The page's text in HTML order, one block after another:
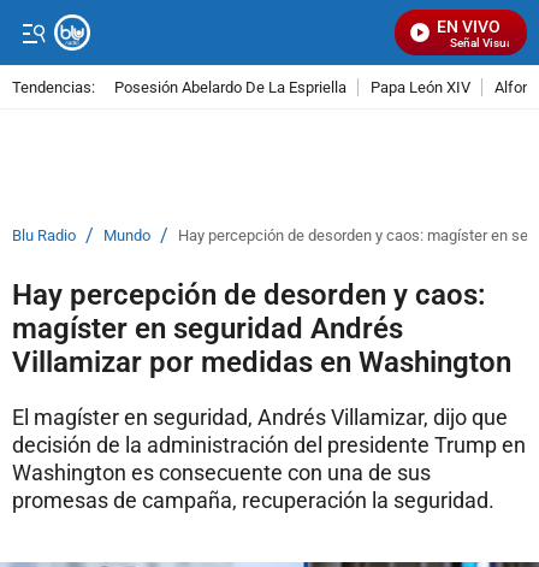
EN VIVO
Señal Visual
Tendencias: Posesión Abelardo De La Espriella Papa León XIV
Blu Radio / Mundo / Hay percepción de desorden y caos: magíster en
Hay percepción de desorden y caos:
magíster en seguridad Andrés
Villamizar por medidas en Washington
El magíster en seguridad, Andrés Villamizar, dijo que
decisión de la administración del presidente Trump en
Washington es consecuente con una de sus
promesas de campaña, recuperación la seguridad.